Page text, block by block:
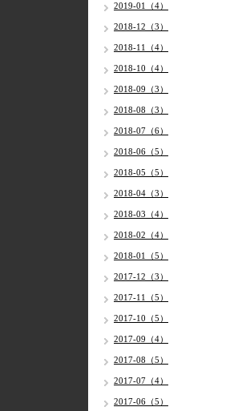
2019-01（4）
2018-12（3）
2018-11（4）
2018-10（4）
2018-09（3）
2018-08（3）
2018-07（6）
2018-06（5）
2018-05（5）
2018-04（3）
2018-03（4）
2018-02（4）
2018-01（5）
2017-12（3）
2017-11（5）
2017-10（5）
2017-09（4）
2017-08（5）
2017-07（4）
2017-06（5）